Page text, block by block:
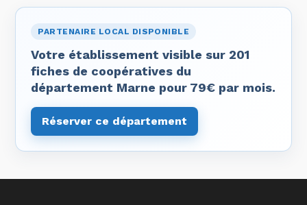
PARTENAIRE LOCAL DISPONIBLE
Votre établissement visible sur 201
fiches de coopératives du
département Marne pour 79€ par mois.
Réserver ce département